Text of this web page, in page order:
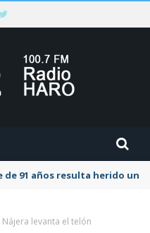
de 91 años resulta herido
Nájera levanta el telón